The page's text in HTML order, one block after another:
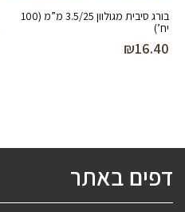
בורג סיבית מגולוון 3.5/25 מ”מ (100
יח’)
₪16.40
דפים באתר